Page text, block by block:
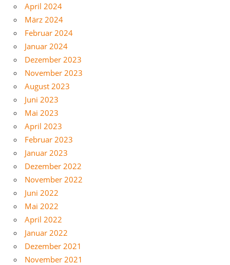
April 2024
März 2024
Februar 2024
Januar 2024
Dezember 2023
November 2023
August 2023
Juni 2023
Mai 2023
April 2023
Februar 2023
Januar 2023
Dezember 2022
November 2022
Juni 2022
Mai 2022
April 2022
Januar 2022
Dezember 2021
November 2021